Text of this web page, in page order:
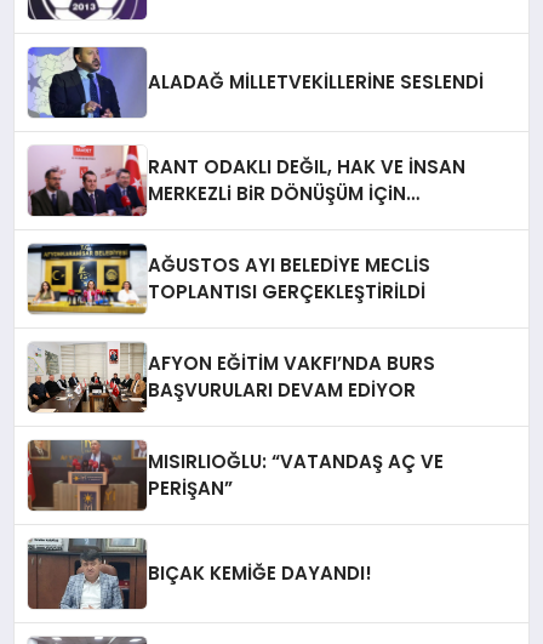
ALADAĞ MİLLETVEKİLLERİNE SESLENDİ
RANT ODAKLI DEĞIL, HAK VE İNSAN
MERKEZLi BiR DÖNÜŞÜM İÇiN
AĞUSTOS AYI BELEDİYE MECLİS
TOPLANTISI GERÇEKLEŞTİRİLDİ
AFYON EĞİTİM VAKFI’NDA BURS
BAŞVURULARI DEVAM EDİYOR
MISIRLIOĞLU: “VATANDAŞ AÇ VE
PERİŞAN”
BIÇAK KEMİĞE DAYANDI!